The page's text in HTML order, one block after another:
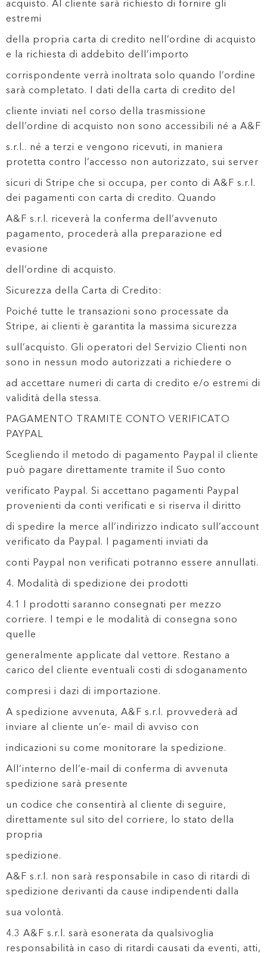
acquisto. Al cliente sarà richiesto di fornire gli
estremi
della propria carta di credito nell’ordine di acquisto
e la richiesta di addebito dell’importo
corrispondente verrà inoltrata solo quando l’ordine
sarà completato. I dati della carta di credito del
cliente inviati nel corso della trasmissione
dell’ordine di acquisto non sono accessibili né a A&F
s.r.l.. né a terzi e vengono ricevuti, in maniera
protetta contro l’accesso non autorizzato, sui server
sicuri di Stripe che si occupa, per conto di A&F s.r.l.
dei pagamenti con carta di credito. Quando
A&F s.r.l. riceverà la conferma dell’avvenuto
pagamento, procederà alla preparazione ed
evasione
dell’ordine di acquisto.
Sicurezza della Carta di Credito:
Poiché tutte le transazioni sono processate da
Stripe, ai clienti è garantita la massima sicurezza
sull’acquisto. Gli operatori del Servizio Clienti non
sono in nessun modo autorizzati a richiedere o
ad accettare numeri di carta di credito e/o estremi di
validità della stessa.
PAGAMENTO TRAMITE CONTO VERIFICATO
PAYPAL
Scegliendo il metodo di pagamento Paypal il cliente
può pagare direttamente tramite il Suo conto
verificato Paypal. Si accettano pagamenti Paypal
provenienti da conti verificati e si riserva il diritto
di spedire la merce all’indirizzo indicato sull’account
verificato da Paypal. I pagamenti inviati da
conti Paypal non verificati potranno essere annullati.
4. Modalità di spedizione dei prodotti
4.1 I prodotti saranno consegnati per mezzo
corriere. I tempi e le modalità di consegna sono
quelle
generalmente applicate dal vettore. Restano a
carico del cliente eventuali costi di sdoganamento
compresi i dazi di importazione.
A spedizione avvenuta, A&F s.r.l. provvederà ad
inviare al cliente un’e- mail di avviso con
indicazioni su come monitorare la spedizione.
All’interno dell’e-mail di conferma di avvenuta
spedizione sarà presente
un codice che consentirà al cliente di seguire,
direttamente sul sito del corriere, lo stato della
propria
spedizione.
A&F s.r.l. non sarà responsabile in caso di ritardi di
spedizione derivanti da cause indipendenti dalla
sua volontà.
4.3 A&F s.r.l. sarà esonerata da qualsivoglia
responsabilità in caso di ritardi causati da eventi, atti,